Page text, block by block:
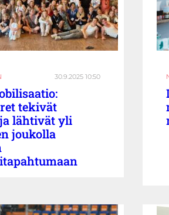
30.9.2025 10:50
tekivät
lähtivät yli
joukolla